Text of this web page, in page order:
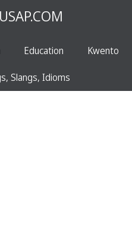
Education Kwento
Slangs, Idioms